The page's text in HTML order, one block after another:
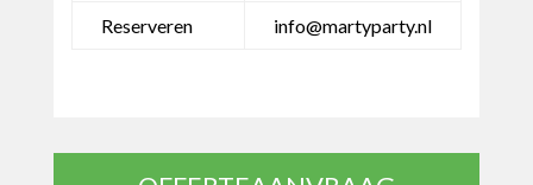
Reserveren info@martyparty.nl